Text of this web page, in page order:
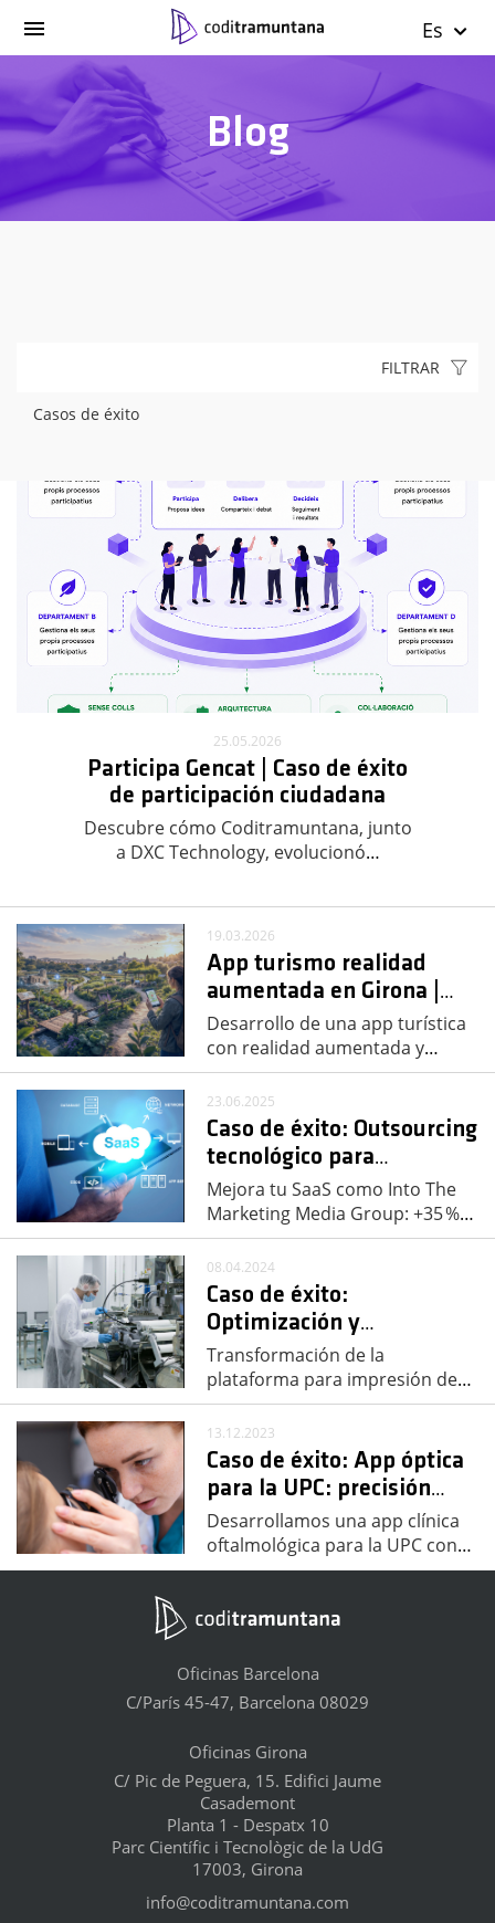
Es
Blog
FILTRAR
Casos de éxito
25.05.2026
Participa Gencat | Caso de éxito
de participación ciudadana
Descubre cómo Coditramuntana, junto
a DXC Technology, evolucionó…
19.03.2026
App turismo realidad
aumentada en Girona | …
Desarrollo de una app turística
con realidad aumentada y…
23.06.2025
Caso de éxito: Outsourcing
tecnológico para…
Mejora tu SaaS como Into The
Marketing Media Group: +35 %…
08.04.2024
Caso de éxito:
Optimización y…
Transformación de la
plataforma para impresión de…
13.12.2023
Caso de éxito: App óptica
para la UPC: precisión…
Desarrollamos una app clínica
oftalmológica para la UPC con…
Oficinas Barcelona
C/París 45-47, Barcelona 08029
Oficinas Girona
C/ Pic de Peguera, 15. Edifici Jaume
Casademont
Planta 1 - Despatx 10
Parc Científic i Tecnològic de la UdG
17003, Girona
info@coditramuntana.com